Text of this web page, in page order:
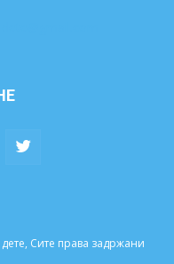
Сите права задржани